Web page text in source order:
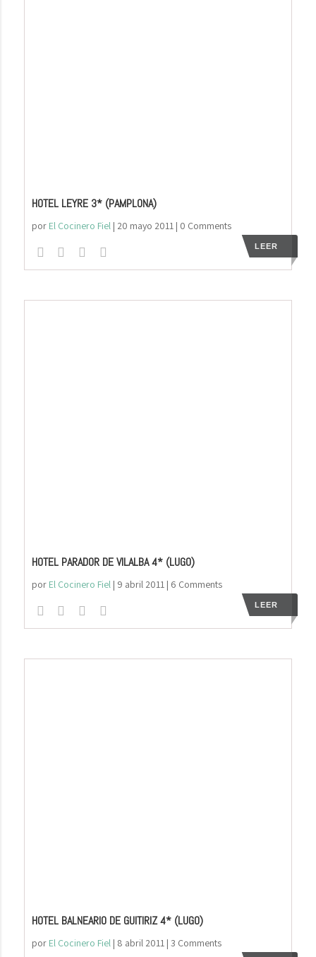
HOTEL LEYRE 3* (PAMPLONA)
por El Cocinero Fiel| 20 mayo 2011| 0 Comments
LEER
HOTEL PARADOR DE VILALBA 4* (LUGO)
por El Cocinero Fiel| 9 abril 2011| 6 Comments
LEER
HOTEL BALNEARIO DE GUITIRIZ 4* (LUGO)
por El Cocinero Fiel| 8 abril 2011| 3 Comments